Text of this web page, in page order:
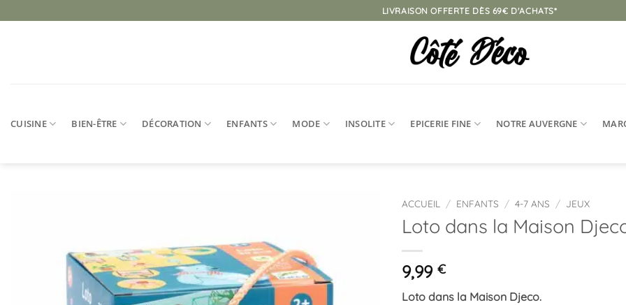
au
LIVRAISON OFFERTE DÈS 69€ D'ACHATS*
CUISINE BIEN-ÊTRE DÉCORATION ENFANTS MODE INSOLITE EPICERIE FINE NOTRE AUVERGNE
d’envies
ACCUEIL / ENFANTS / 4-7 ANS / JEUX
Loto dans la Maison
9,99 €
Loto dans la Maison Djeco.